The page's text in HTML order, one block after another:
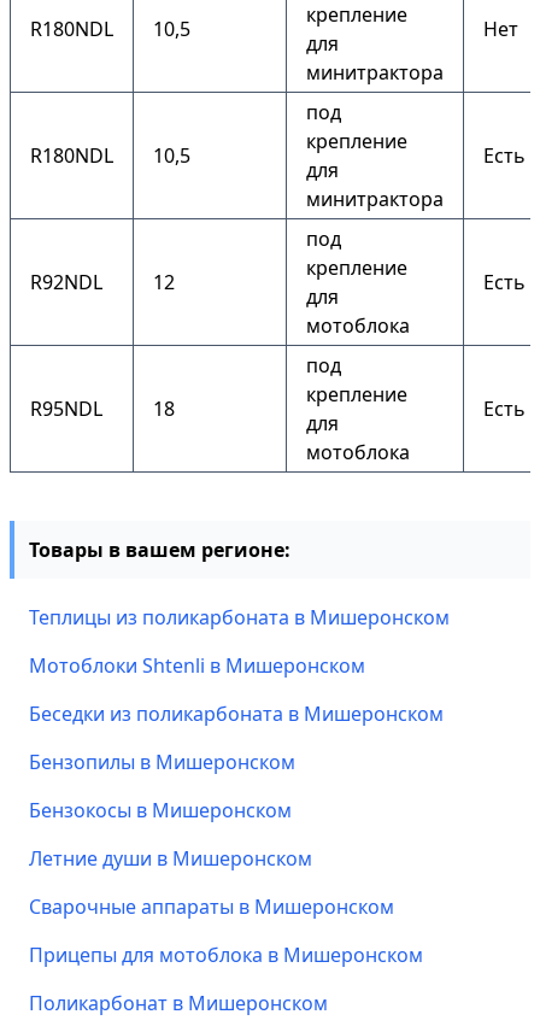
R180NDL 10,5
крепление
для
минитрактора
Нет
R180NDL 10,5
под
крепление
для
минитрактора
Есть
R92NDL 12
под
крепление
для
мотоблока
Есть
R95NDL 18
под
крепление
для
мотоблока
Есть
Товары в вашем регионе:
Теплицы из поликарбоната в Мишеронском
Мотоблоки Shtenli в Мишеронском
Беседки из поликарбоната в Мишеронском
Бензопилы в Мишеронском
Бензокосы в Мишеронском
Летние души в Мишеронском
Сварочные аппараты в Мишеронском
Прицепы для мотоблока в Мишеронском
Поликарбонат в Мишеронском